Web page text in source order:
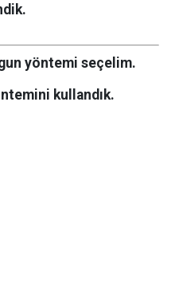
yöntemi seçelim.
kullandık.